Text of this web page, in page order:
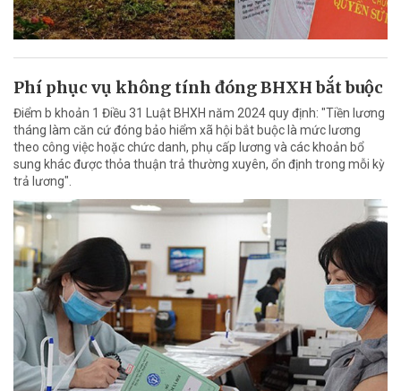
Phí phục vụ không tính đóng BHXH bắt buộc
Điểm b khoản 1 Điều 31 Luật BHXH năm 2024 quy định: "Tiền lương
tháng làm căn cứ đóng bảo hiểm xã hội bắt buộc là mức lương
theo công việc hoặc chức danh, phụ cấp lương và các khoản bổ
sung khác được thỏa thuận trả thường xuyên, ổn định trong mỗi kỳ
trả lương".